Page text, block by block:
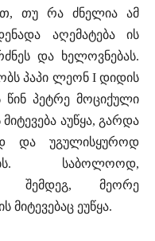
თუ რა ძნელია ამ
აღემატება ის
და ხელოვნებას.
პაპი ლეონ I დიდის
წინ პეტრე მოციქული
აუწყა, გარდა
და უგულისყუროდ
საბოლოოდ,
შემდეგ, მეორე
მიტევებაც ეუწყა.